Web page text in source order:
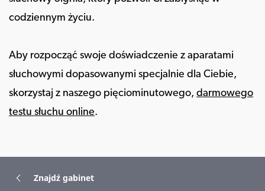
codziennym życiu.
Aby rozpocząć swoje doświadczenie z aparatami
słuchowymi dopasowanymi specjalnie dla Ciebie,
skorzystaj z naszego pięciominutowego, darmowego
testu słuchu online.
Znajdź gabinet